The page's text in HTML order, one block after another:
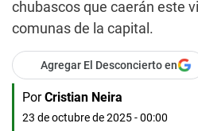
chubascos que caerán este
comunas de la capital.
Agregar El Desconcierto en
Por Cristian Neira
23 de octubre de 2025 - 00:00